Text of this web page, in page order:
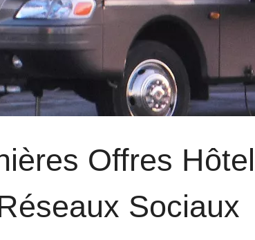
Offres
Sociaux